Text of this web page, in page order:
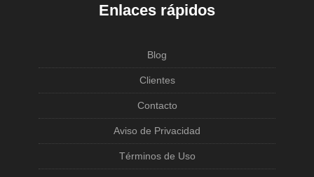
Enlaces rápidos
Blog
Clientes
Contacto
Aviso de Privacidad
Términos de Uso